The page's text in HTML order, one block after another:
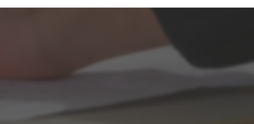
設計
デザイン